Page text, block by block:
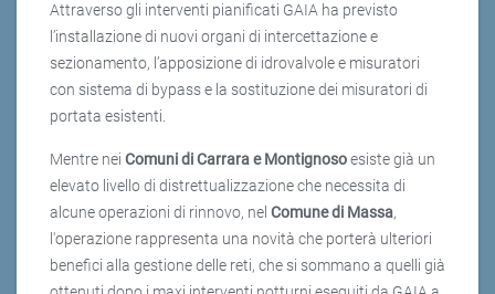
Attraverso gli interventi pianificati GAIA ha previsto
l’installazione di nuovi organi di intercettazione e
sezionamento, l’apposizione di idrovalvole e misuratori
con sistema di bypass e la sostituzione dei misuratori di
portata esistenti.
Mentre nei Comuni di Carrara e Montignosoesiste già un
elevato livello di distrettualizzazione che necessita di
alcune operazioni di rinnovo, nel Comune di Massa,
l'operazione rappresenta una novità che porterà ulteriori
benefici alla gestione delle reti, che si sommano a quelli già